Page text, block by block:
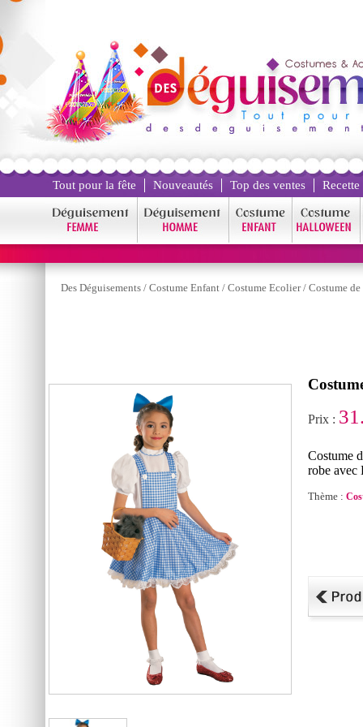
Tout pour la fête Nouveautés Top des ventes
Des Déguisements / Costume Enfant / Costume Ecolier/ Costume
Prix :
Costume
robe
Thème :